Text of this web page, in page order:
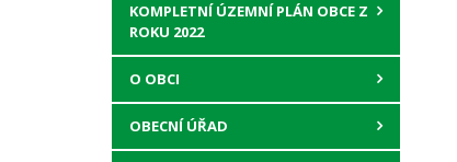
KOMPLETNÍ ÚZEMNÍ PLÁN OBCE Z
ROKU 2022
O OBCI
OBECNÍ ÚŘAD